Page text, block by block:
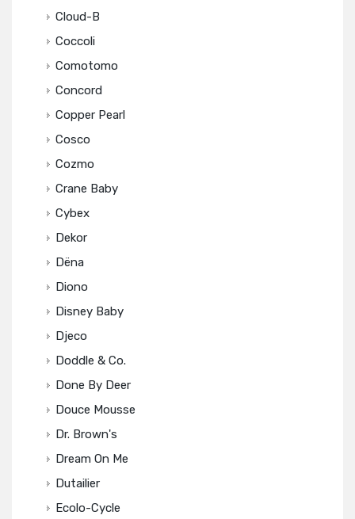
Cloud-B
Coccoli
Comotomo
Concord
Copper Pearl
Cosco
Cozmo
Crane Baby
Cybex
Dekor
Dëna
Diono
Disney Baby
Djeco
Doddle & Co.
Done By Deer
Douce Mousse
Dr. Brown's
Dream On Me
Dutailier
Ecolo-Cycle